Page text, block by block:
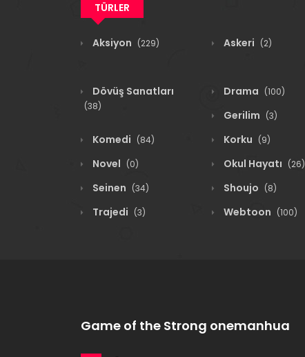
TÜRLER
Aksiyon (229) Askeri (2)
Dövüş Sanatları
(38)
Drama (100)
Gerilim (3)
Komedi (84) Korku (9)
Novel (0) Okul Hayatı (26)
Seinen (34) Shoujo (8)
Trajedi (3) Webtoon (100)
Game of the Strong onemanhua